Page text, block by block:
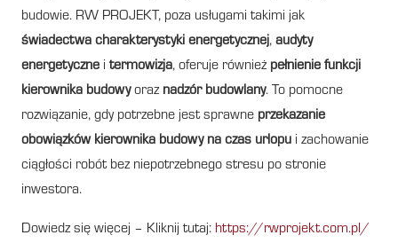
budowie. RW PROJEKT, poza usługami takimi jak
świadectwa charakterystyki energetycznej, audyty
energetyczne i termowizja, oferuje również pełnienie funkcji
kierownika budowyoraz nadzór budowlany. To pomocne
rozwiązanie, gdy potrzebne jest sprawne przekazanie
obowiązków kierownika budowy na czas urlopu i zachowanie
ciągłości robót bez niepotrzebnego stresu po stronie
inwestora.
Dowiedz się więcej – Kliknij tutaj: https://rwprojekt.com.pl/